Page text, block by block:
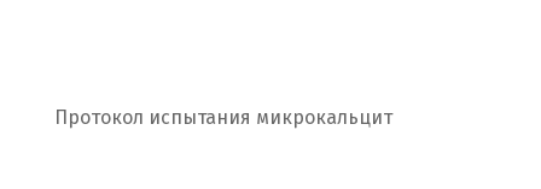
Санкт-Петербург
Протокол испытания микрокальцит